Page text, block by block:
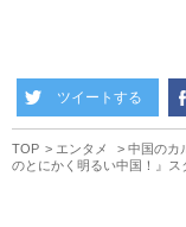
ツイートする
TOP エンタメ
中国のカ
のとにかく明るい中国！』ス